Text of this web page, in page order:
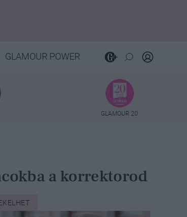
GLAMOUR POWER
GLAMOUR 20
a korrektorod